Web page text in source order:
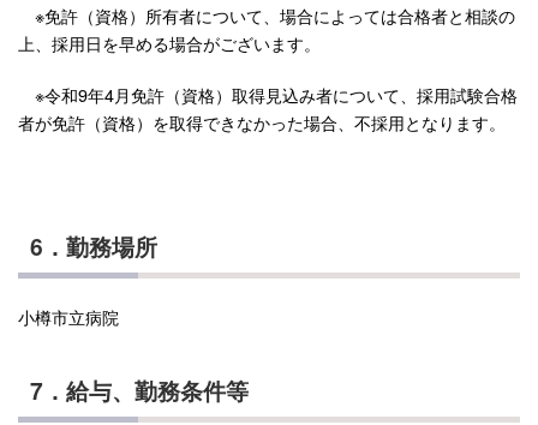
※免許（資格）所有者について、場合によっては合格者と相談の
上、採用日を早める場合がございます。
※令和9年4月免許（資格）取得見込み者について、採用試験合格
者が免許（資格）を取得できなかった場合、不採用となります。
6．勤務場所
小樽市立病院
7．給与、勤務条件等